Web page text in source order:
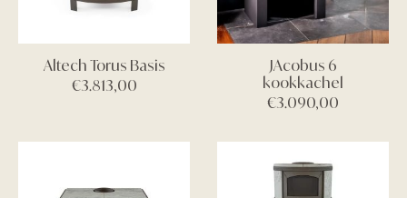
Altech Torus Basis
€3.813,00
JAcobus 6
kookkachel
€3.090,00